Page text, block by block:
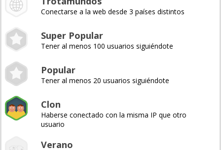
Conectarse a la web desde 3 países distintos
Super Popular
Tener al menos 100 usuarios siguiéndote
Popular
Tener al menos 20 usuarios siguiéndote
Clon
Haberse conectado con la misma IP que otro
usuario
Verano